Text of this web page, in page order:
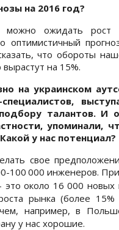
на 2016 год?
ожидать рост
оптимистичный
что обороты
на 15%.
на украинском
специалистов,
талантов. И
упоминали,
у нас потенциал?
свое
100 000 инженеров.
это около 16 000 новых
рынка (более
чем, например, в
у нас хорошие.